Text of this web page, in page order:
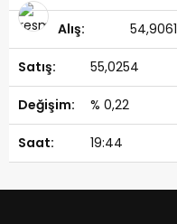
54,9061
55,0254
% 0,22
19:44